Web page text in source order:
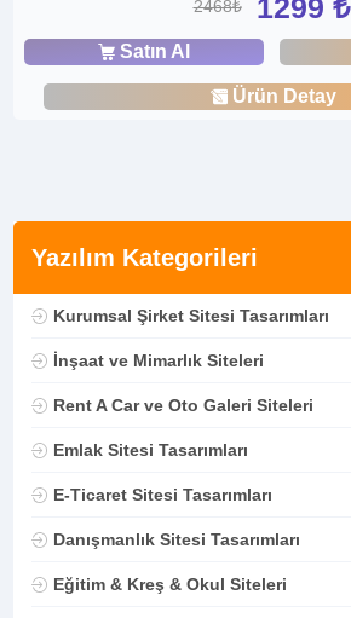
Yazılım Kategorileri
Kurumsal Şirket Sitesi Tasarımları
İnşaat ve Mimarlık Siteleri
Rent A Car ve Oto Galeri Siteleri
Emlak Sitesi Tasarımları
E-Ticaret Sitesi Tasarımları
Danışmanlık Sitesi Tasarımları
Eğitim & Kreş & Okul Siteleri
2468₺ 1299 ₺
Satın Al
Ürün Detay